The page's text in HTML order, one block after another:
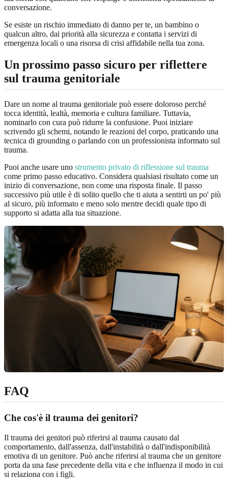
conversazione.
Se esiste un rischio immediato di danno per te, un bambino o
qualcun altro, dai priorità alla sicurezza e contatta i servizi di
emergenza locali o una risorsa di crisi affidabile nella tua zona.
Un prossimo passo sicuro per riflettere
sul trauma genitoriale
Dare un nome al trauma genitoriale può essere doloroso perché
tocca identità, lealtà, memoria e cultura familiare. Tuttavia,
nominarlo con cura può ridurre la confusione. Puoi iniziare
scrivendo gli schemi, notando le reazioni del corpo, praticando una
tecnica di grounding o parlando con un professionista informato sul
trauma.
Puoi anche usare uno strumento privato di riflessione sul trauma
come primo passo educativo. Considera qualsiasi risultato come un
inizio di conversazione, non come una risposta finale. Il passo
successivo più utile è di solito quello che ti aiuta a sentirti un po' più
al sicuro, più informato e meno solo mentre decidi quale tipo di
supporto si adatta alla tua situazione.
FAQ
Che cos'è il trauma dei genitori?
Il trauma dei genitori può riferirsi al trauma causato dal
comportamento, dall'assenza, dall'instabilità o dall'indisponibilità
emotiva di un genitore. Può anche riferirsi al trauma che un genitore
porta da una fase precedente della vita e che influenza il modo in cui
si relaziona con i figli.